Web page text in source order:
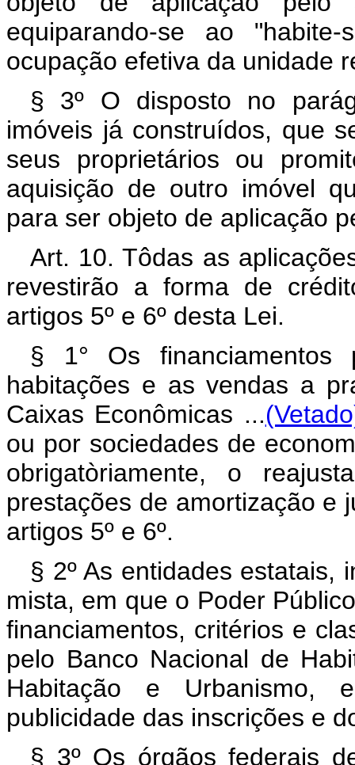
equiparando-se ao
ocupação efetiva da unidade
§ 3º O disposto no
imóveis já construídos, que
seus proprietários ou
aquisição de outro imóvel
para ser objeto de aplicação
Art. 10. Tôdas as
revestirão a forma de
artigos 5º e 6º desta Lei.
§ 1° Os financiamentos
habitações e as vendas a
Caixas Econômicas ...
ou por sociedades de
obrigatòriamente, o
prestações de amortização e
artigos 5º e 6º.
§ 2º As entidades estatais,
mista, em que o Poder
financiamentos, critérios e
pelo Banco Nacional de
Habitação e Urbanismo,
publicidade das inscrições e
§ 3º Os órgãos federais